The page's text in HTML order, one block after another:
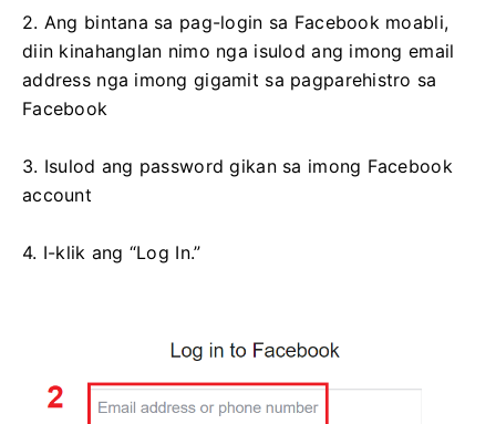
2. Ang bintana sa pag-login sa Facebook moabli,
diin kinahanglan nimo nga isulod ang imong email
address nga imong gigamit sa pagparehistro sa
Facebook
3. Isulod ang password gikan sa imong Facebook
account
4. I-klik ang “Log In.”